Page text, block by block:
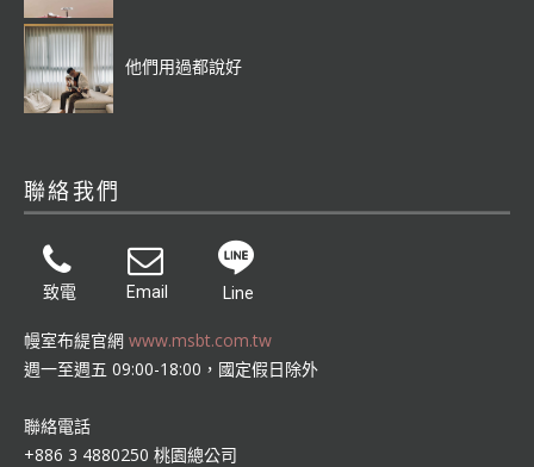
他們用過都說好
聯絡我們
致電 Email Line
幔室布緹官網 www.msbt.com.tw
週一至週五 09:00-18:00，國定假日除外
聯絡電話
+886 3 4880250 桃園總公司